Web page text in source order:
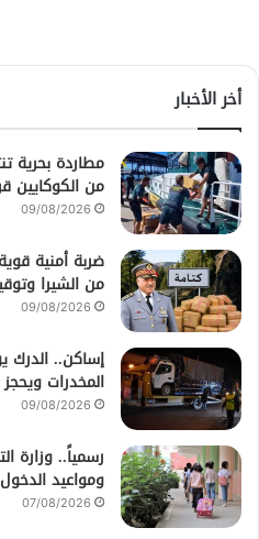
أخر الأخبار
من الكوكايين
09/08/2026
من الشيرا
09/08/2026
إساكن.. الدرك
المخدرات ويحجز 7 أطنان من الشيرا
09/08/2026
رسمياً.. وزارة
ومواعيد الدخول
07/08/2026